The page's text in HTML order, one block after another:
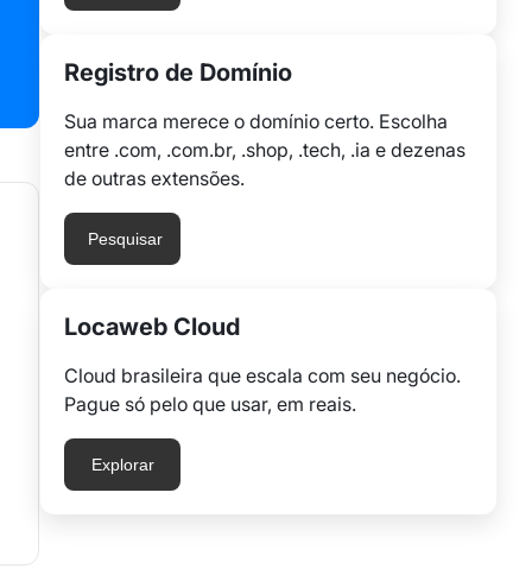
Registro de Domínio
Sua marca merece o domínio certo. Escolha
entre .com, .com.br, .shop, .tech, .ia e dezenas
de outras extensões.
Pesquisar
Locaweb Cloud
Cloud brasileira que escala com seu negócio.
Pague só pelo que usar, em reais.
Explorar